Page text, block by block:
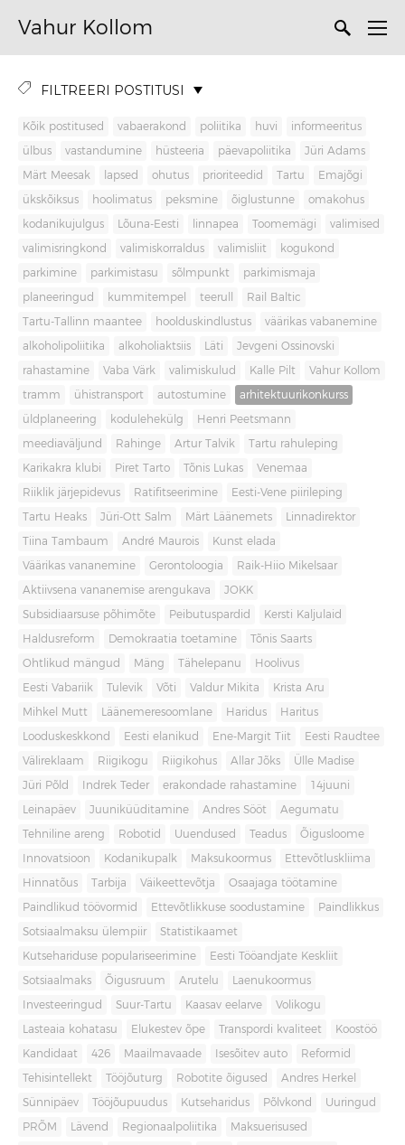
Vahur Kollom
FILTREERI POSTITUSI
Kõik postitused vabaerakond poliitika huvi informeeritus
ülbus vastandumine hüsteeria päevapoliitika Jüri Adams
Märt Meesak lapsed ohutus prioriteedid Tartu Emajõgi
ükskõiksus hoolimatus peksmine õiglustunne omakohus
kodanikujulgus Lõuna-Eesti linnapea Toomemägi valimised
valimisringkond valimiskorraldus valimisliit kogukond
parkimine parkimistasu sõlmpunkt parkimismaja
planeeringud kummitempel teerull Rail Baltic
Tartu-Tallinn maantee hoolduskindlustus väärikas vabanemine
alkoholipoliitika alkoholiaktsiis Läti Jevgeni Ossinovski
rahastamine Vaba Värk valimiskulud Kalle Pilt Vahur Kollom
tramm ühistransport autostumine arhitektuurikonkurss
üldplaneering kodulehekülg Henri Peetsmann
meediaväljund Rahinge Artur Talvik Tartu rahuleping
Karikakra klubi Piret Tarto Tõnis Lukas Venemaa
Riiklik järjepidevus Ratifitseerimine Eesti-Vene piirileping
Tartu Heaks Jüri-Ott Salm Märt Läänemets Linnadirektor
Tiina Tambaum André Maurois Kunst elada
Väärikas vananemine Gerontoloogia Raik-Hiio Mikelsaar
Aktiivsena vananemise arengukava JOKK
Subsidiaarsuse põhimõte Peibutuspardid Kersti Kaljulaid
Haldusreform Demokraatia toetamine Tõnis Saarts
Ohtlikud mängud Mäng Tähelepanu Hoolivus
Eesti Vabariik Tulevik Võti Valdur Mikita Krista Aru
Mihkel Mutt Läänemeresoomlane Haridus Haritus
Looduskeskkond Eesti elanikud Ene-Margit Tiit Eesti Raudtee
Välireklaam Riigikogu Riigikohus Allar Jõks Ülle Madise
Jüri Põld Indrek Teder erakondade rahastamine 14juuni
Leinapäev Juuniküüditamine Andres Sööt Aegumatu
Tehniline areng Robotid Uuendused Teadus Õigusloome
Innovatsioon Kodanikupalk Maksukoormus Ettevõtluskliima
Hinnatõus Tarbija Väikeettevõtja Osaajaga töötamine
Paindlikud töövormid Ettevõtlikkuse soodustamine Paindlikkus
Sotsiaalmaksu ülempiir Statistikaamet
Kutsehariduse populariseerimine Eesti Tööandjate Keskliit
Sotsiaalmaks Õigusruum Arutelu Laenukoormus
Investeeringud Suur-Tartu Kaasav eelarve Volikogu
Lasteaia kohatasu Elukestev õpe Transpordi kvaliteet Koostöö
Kandidaat 426 Maailmavaade Isesõitev auto Reformid
Tehisintellekt Tööjõuturg Robotite õigused Andres Herkel
Sünnipäev Tööjõupuudus Kutseharidus Põlvkond Uuringud
PRÕM Lävend Regionaalpoliitika Maksuerisused